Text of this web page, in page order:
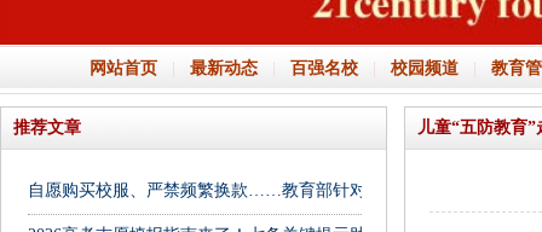
网站首页 最新动态 百强名校 校园频道 教育
推荐文章
自愿购买校服、严禁频繁换款……教育部针对中小学校服问题答疑→
儿童“五防教育